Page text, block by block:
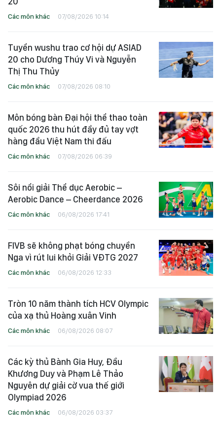
Các môn khác 07/08/2026 10:14
Tuyển wushu trao cơ hội dự ASIAD
20 cho Dương Thúy Vi và Nguyễn
Thị Thu Thủy
Các môn khác 07/08/2026 08:10
Môn bóng bàn Đại hội thể thao toàn
quốc 2026 thu hút đầy đủ tay vợt
hàng đầu Việt Nam thi đấu
Các môn khác 07/08/2026 06:39
Sôi nổi giải Thể dục Aerobic –
Aerobic Dance – Cheerdance 2026
Các môn khác 06/08/2026 17:41
FIVB sẽ không phạt bóng chuyền
Nga vì rút lui khỏi Giải VĐTG 2027
Các môn khác 06/08/2026 12:33
Tròn 10 năm thành tích HCV Olympic
của xạ thủ Hoàng xuân Vinh
Các môn khác 06/08/2026 08:07
Các kỳ thủ Bành Gia Huy, Đầu
Khương Duy và Phạm Lê Thảo
Nguyên dự giải cờ vua thế giới
Olympiad 2026
Các môn khác 06/08/2026 03:37